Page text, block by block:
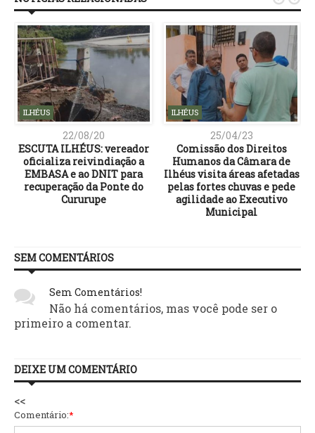
ILHÉUS
22/08/20
ESCUTA ILHÉUS: vereador
oficializa reivindiação a
EMBASA e ao DNIT para
recuperação da Ponte do
Cururupe
ILHÉUS
25/04/23
Comissão dos Direitos
Humanos da Câmara de
Ilhéus visita áreas afetadas
pelas fortes chuvas e pede
agilidade ao Executivo
Municipal
SEM COMENTÁRIOS
Sem Comentários!
Não há comentários, mas você pode ser o
primeiro a comentar.
DEIXE UM COMENTÁRIO
<<
Comentário:*